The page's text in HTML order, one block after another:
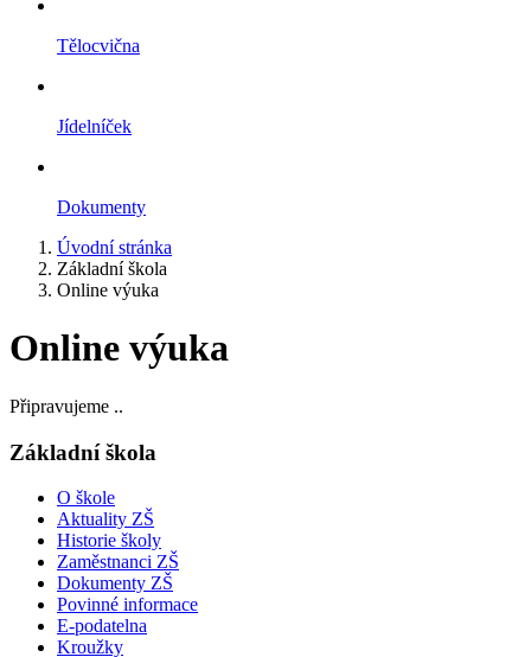
Tělocvična
Jídelníček
Dokumenty
Úvodní stránka
Základní škola
Online výuka
Online výuka
Připravujeme ..
Základní škola
O škole
Aktuality ZŠ
Historie školy
Zaměstnanci ZŠ
Dokumenty ZŠ
Povinné informace
E-podatelna
Kroužky